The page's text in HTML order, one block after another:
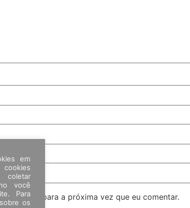
navegador para a próxima vez que eu comentar.
em
cookies
você
Para
os